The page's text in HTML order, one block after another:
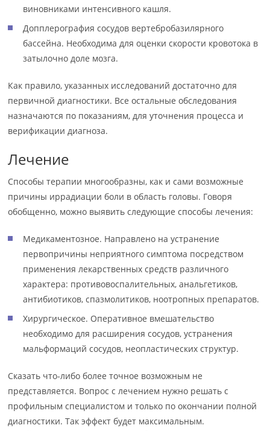
виновниками интенсивного кашля.
Допплерография сосудов вертебробазилярного
бассейна. Необходима для оценки скорости кровотока в
затылочно доле мозга.
Как правило, указанных исследований достаточно для
первичной диагностики. Все остальные обследования
назначаются по показаниям, для уточнения процесса и
верификации диагноза.
Лечение
Способы терапии многообразны, как и сами возможные
причины иррадиации боли в область головы. Говоря
обобщенно, можно выявить следующие способы лечения:
Медикаментозное. Направлено на устранение
первопричины неприятного симптома посредством
применения лекарственных средств различного
характера: противовоспалительных, анальгетиков,
антибиотиков, спазмолитиков, ноотропных препаратов.
Хирургическое. Оперативное вмешательство
необходимо для расширения сосудов, устранения
мальформаций сосудов, неопластических структур.
Сказать что-либо более точное возможным не
представляется. Вопрос с лечением нужно решать с
профильным специалистом и только по окончании полной
диагностики. Так эффект будет максимальным.